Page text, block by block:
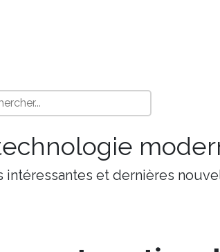
et dernières